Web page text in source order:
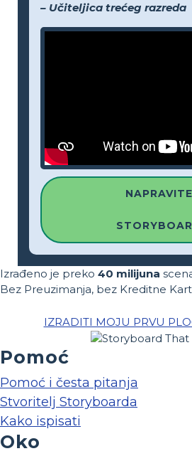
– Učiteljica trećeg razreda
NAPRAVITE
Izrađeno je preko 40 milijuna
Bez Preuzimanja, bez Kreditne
IZRADITI MOJU PRVU
Pomoć
Pomoć i česta pitanja
Stvoritelj Storyboarda
Kako ispisati
Oko